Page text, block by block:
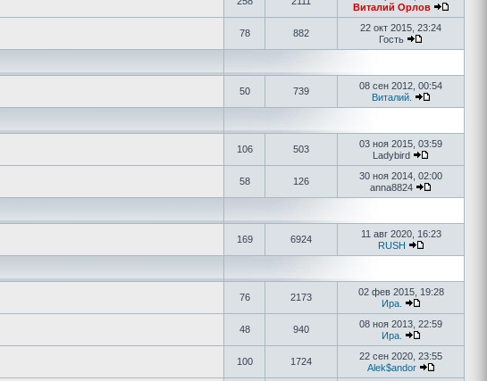
Виталий Орлов
78 882
22 окт 2015, 23:24
Гость
50 739
08 сен 2012, 00:54
Виталий.
106 503
03 ноя 2015, 03:59
Ladybird
58 126
30 ноя 2014, 02:00
anna8824
169 6924
11 авг 2020, 16:23
RUSH
76 2173
02 фев 2015, 19:28
Ира.
48 940
08 ноя 2013, 22:59
Ира.
100 1724
22 сен 2020, 23:55
Alek$andor